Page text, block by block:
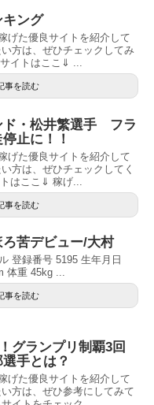
ング
げた優良サイトを紹介して
方は、ぜひチェックしてみ
イトはここ⇓ ...
事を読む
ド・松井繁選手 フラ
止に！！
げた優良サイトを紹介して
方は、ぜひチェックしてく
はここ⇓ 稼げ...
事を読む
苦デビュー/大村
登録番号 5195 生年月日
体重 45kg ...
事を読む
グランプリ制覇3回
手とは？
げた優良サイトを紹介して
方は、ぜひ参考にしてみて